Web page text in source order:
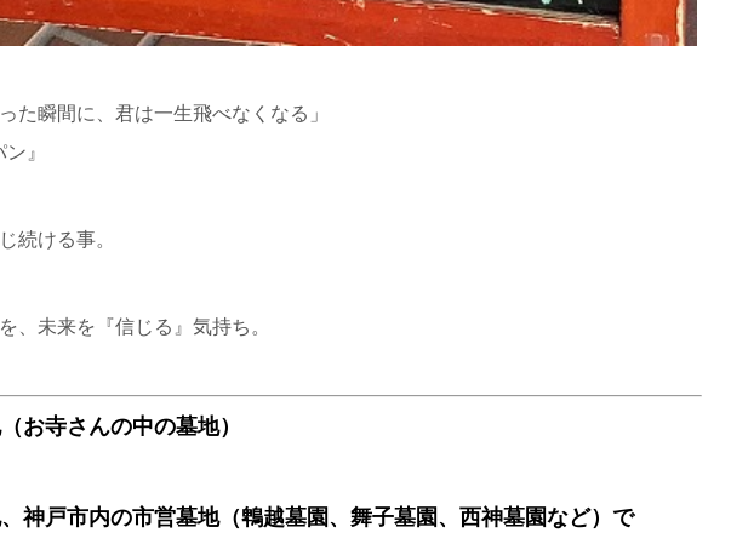
た瞬間に、君は一生飛べなくなる」
』
続ける事。
、未来を『信じる』気持ち。
お寺さんの中の墓地）
神戸市内の市営墓地（鵯越墓園、舞子墓園、西神墓園など）で